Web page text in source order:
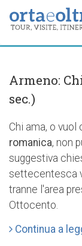
Armeno:
sec.)
Chi ama, o
romanica, non
suggestiva
settecentesca
tranne l'area
Ottocento.
Continua a